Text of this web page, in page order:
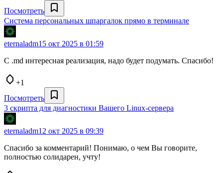
Посмотреть
Система персональных шпаргалок прямо в терминале
eternaladm15 окт 2025 в 01:59
С .md интересная реализация, надо будет подумать. Спасибо!
+1
Посмотреть
3 скрипта для диагностики Вашего Linux-сервера
eternaladm12 окт 2025 в 09:39
Спасибо за комментарий! Понимаю, о чем Вы говорите,
полностью солидарен, учту!